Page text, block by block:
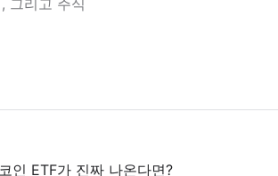
그리고 주식
인 ETF가 진짜 나온다면?